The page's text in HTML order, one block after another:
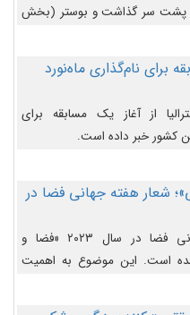
پشت سر گذاشت و بوستر (بخش
تعیین‌شده کند و سپس با یک
از آن جدا شود.
برای نام‌گذاری ماه‌نورد
از آغاز یک مسابقه برای
کشور خبر داده است.
شعار هفته جهانی فضا در
موضوع هفته جهانی فضا در سال ۲۰۲۳ «فضا و
شده است. این موضوع به اهمیت
در حوزه فضایی و مزایای جدیدی که